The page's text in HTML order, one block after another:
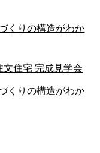
くりの構造がわか
文住宅 完成見学会
くりの構造がわか